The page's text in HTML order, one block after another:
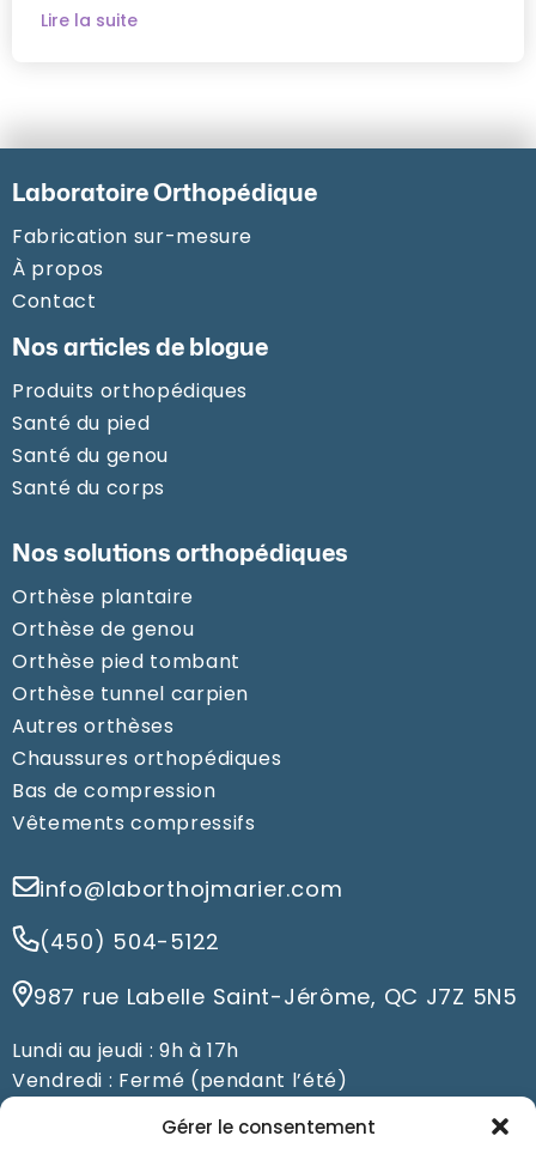
Gérer le consentement
Lire la suite
Laboratoire Orthopédique
Fabrication sur-mesure
À propos
Contact
Nos articles de blogue
Produits orthopédiques
Santé du pied
Santé du genou
Santé du corps
Nos solutions orthopédiques
Orthèse plantaire
Orthèse de genou
Orthèse pied tombant
Orthèse tunnel carpien
Autres orthèses
Chaussures orthopédiques
Bas de compression
Vêtements compressifs
info@laborthojmarier.com
(450) 504-5122
987 rue Labelle Saint-Jérôme, QC J7Z 5N5
Lundi au jeudi : 9h à 17h
Vendredi : Fermé (pendant l’été)